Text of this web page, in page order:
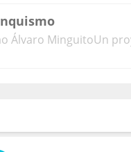
Álvaro MinguitoUn